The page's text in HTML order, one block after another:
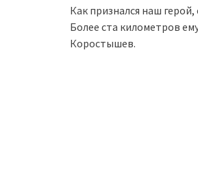
Как признался наш
Более ста километров
Коростышев.